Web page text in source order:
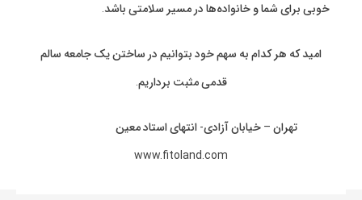
خوبی برای شما و خانواده‌ها در مسیر سلامتی باشد.
امید که هر کدام به سهم خود بتوانیم در ساختن یک جامعه سالم
قدمی مثبت برداریم.
تهران – خیابان آزادی- انتهای استاد معین
www.fitoland.com